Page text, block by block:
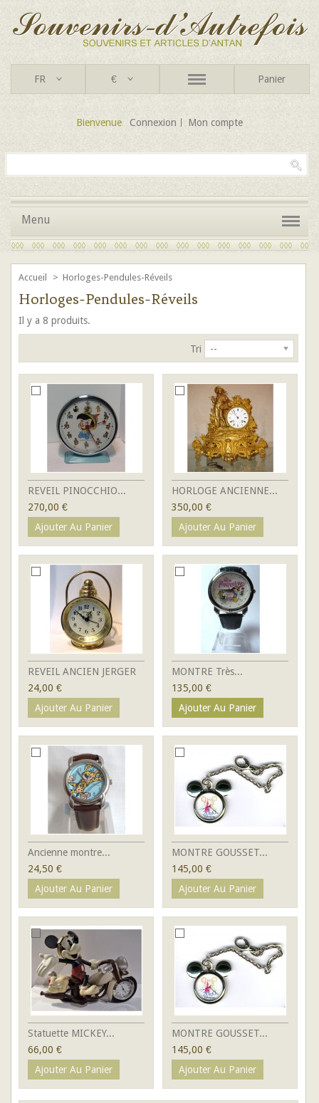
FR € Panier
Bienvenue Connexion Mon compte
Menu
Accueil > Horloges-Pendules-Réveils
Horloges-Pendules-Réveils
Il y a 8 produits.
Tri --
REVEIL PINOCCHIO...
270,00 €
Ajouter Au Panier
HORLOGE ANCIENNE...
350,00 €
Ajouter Au Panier
REVEIL ANCIEN JERGER
24,00 €
Ajouter Au Panier
MONTRE Très...
135,00 €
Ajouter Au Panier
Ancienne montre...
24,50 €
Ajouter Au Panier
MONTRE GOUSSET...
145,00 €
Ajouter Au Panier
Statuette MICKEY...
66,00 €
Ajouter Au Panier
MONTRE GOUSSET...
145,00 €
Ajouter Au Panier